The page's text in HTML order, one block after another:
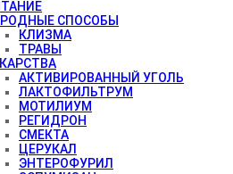
СПОСОБЫ
КЛИЗМА
ТРАВЫ
АКТИВИРОВАННЫЙ УГОЛЬ
ЛАКТОФИЛЬТРУМ
МОТИЛИУМ
РЕГИДРОН
СМЕКТА
ЦЕРУКАЛ
ЭНТЕРОФУРИЛ